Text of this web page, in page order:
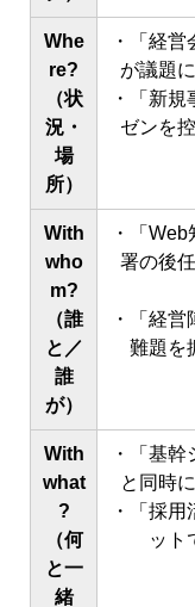
Whe
re?
（状
況・
場
所）
・「経
が議題
・「新
ゼンを
With
who
m?
（誰
と／
誰
が）
・「
署の後
・「経
難題を
With
what
?
（何
と一
緒
・「基
と同時
・「採
ット